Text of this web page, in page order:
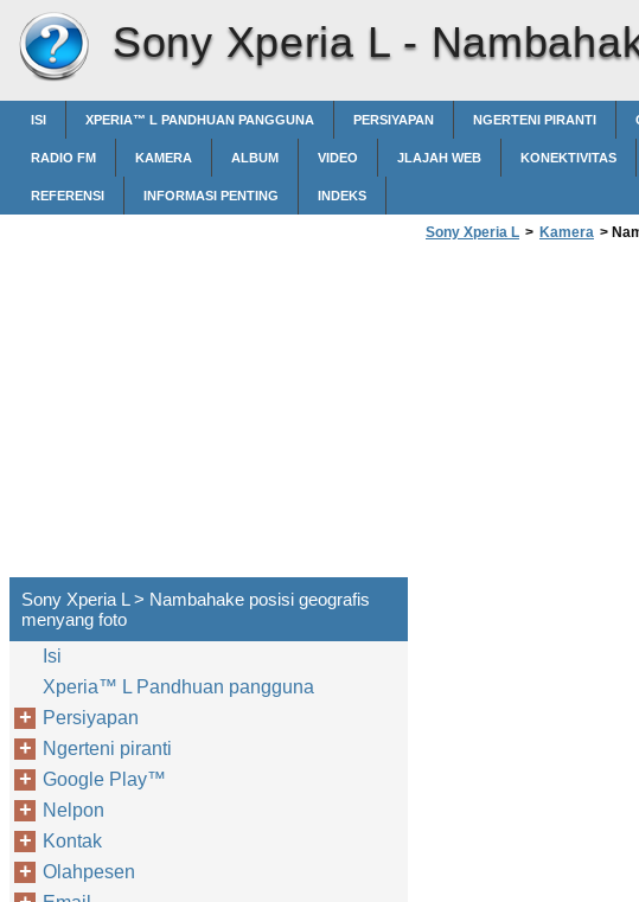
Sony Xperia L -
ISI XPERIA™‎ L PANDHUAN PANGGUNA PERSIYAPAN NGERTENI PIRANTI
RADIO FM KAMERA ALBUM VIDEO JLAJAH WEB KONEKTIVITAS
REFERENSI INFORMASI PENTING INDEKS
Sony Xperia L > Kamera >
Sony Xperia L > Nambahake posisi geografis
menyang foto
Isi
Xperia™‎ L Pandhuan pangguna
Persiyapan
Ngerteni piranti
Google Play™‎
Nelpon
Kontak
Olahpesen